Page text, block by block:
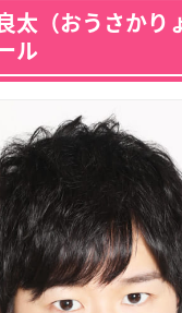
太（おうさかり
ル